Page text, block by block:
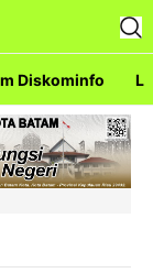
Diskominfo